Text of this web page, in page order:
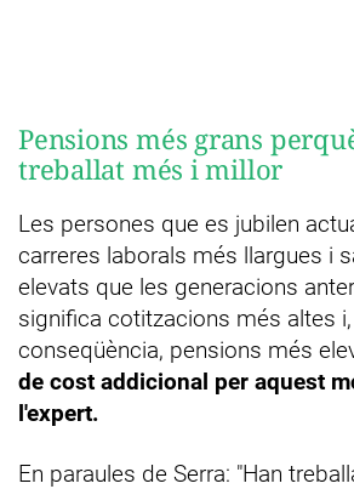
Pensions més grans
treballat més i millor
Les persones que es jubilen
carreres laborals més llargues i
elevats que les generacions
significa cotitzacions més altes
conseqüència, pensions més
de cost addicional per aquest
l'expert.
En paraules de Serra: "Han